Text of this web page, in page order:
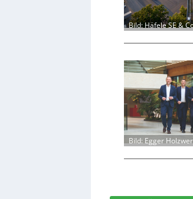
Bild: Häfele SE &
Bild: Egger